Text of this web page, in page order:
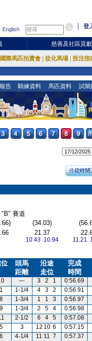
English 登
慈善及社區貢獻
際馬匹拍賣會 從化馬場 投注指
告 騎練資料 馬匹資料 試閘
"B" 賽道
(34.03)
21.37
10.43 10.94 11.21
頭馬
距離
沿途
走位
完成
時間
--- 3 2 1 0:56.69
1 1-1/4 4 3 2 0:56.91
8 1-3/4 1 1 3 0:56.97
9 1-3/4 2 5 4 0:56.98
2-1/2 6 4 5 0:57.08
5 3 12 10 6 0:57.15
6 4-1/4 11 11 7 0:57.37